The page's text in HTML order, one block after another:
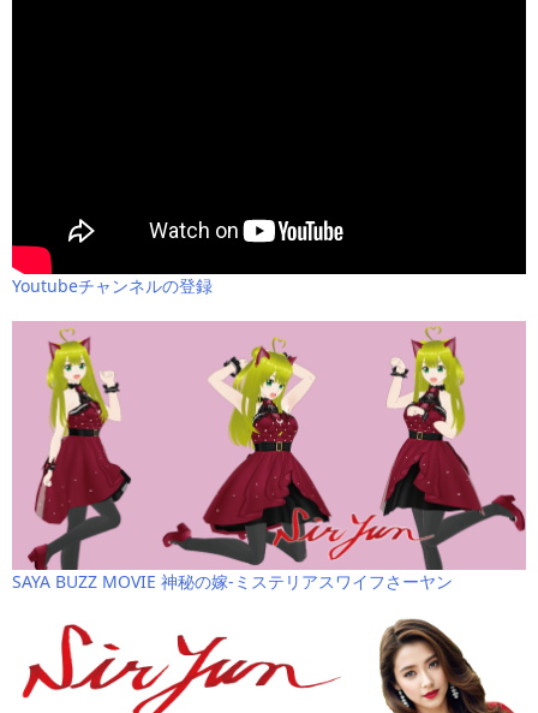
Youtubeチャンネルの登録
SAYA BUZZ MOVIE 神秘の嫁-ミステリアスワイフさーヤン